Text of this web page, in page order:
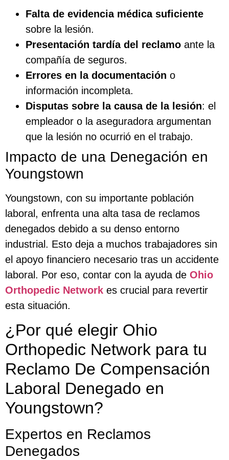
Falta de evidencia médica suficiente
sobre la lesión.
Presentación tardía del reclamo ante la
compañía de seguros.
Errores en la documentación o
información incompleta.
Disputas sobre la causa de la lesión: el
empleador o la aseguradora argumentan
que la lesión no ocurrió en el trabajo.
Impacto de una Denegación en
Youngstown
Youngstown, con su importante población
laboral, enfrenta una alta tasa de reclamos
denegados debido a su denso entorno
industrial. Esto deja a muchos trabajadores sin
el apoyo financiero necesario tras un accidente
laboral. Por eso, contar con la ayuda de Ohio
Orthopedic Network es crucial para revertir
esta situación.
¿Por qué elegir Ohio
Orthopedic Network para tu
Reclamo De Compensación
Laboral Denegado en
Youngstown?
Expertos en Reclamos
Denegados